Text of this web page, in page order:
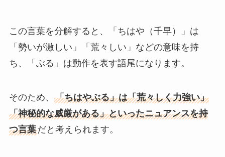
この言葉を分解すると、「ちはや（千早）」は
「勢いが激しい」「荒々しい」などの意味を持
ち、「ぶる」は動作を表す語尾になります。
そのため、 「ちはやぶる」は「荒々しく力強い」
「神秘的な威厳がある」といったニュアンスを持
つ言葉だと考えられます。